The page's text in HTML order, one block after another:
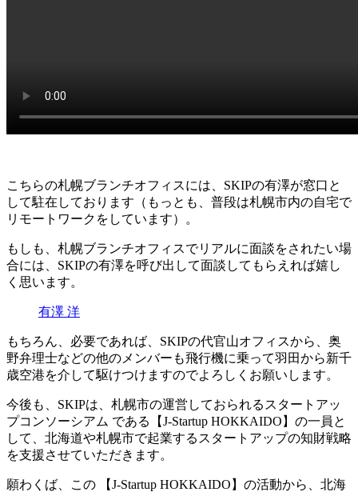
こちらの札幌ブランチオフィスには、SKIPの有澤が窓口と
して駐在しております（もっとも、普段は札幌市内の自宅で
リモートワークをしています）。
もしも、札幌ブランチオフィスでリアルに面談をされたい場
合には、SKIPの有澤を呼び出して面談してもらえれば嬉し
く思います。
有澤 洋
もちろん、必要であれば、SKIPの代官山オフィスから、奥
野弁理士などの他のメンバーも飛行機に乗って羽田から新千
歳空港を介して駆けつけますのでよろしくお願いします。
今後も、SKIPは、札幌市の運営しておられるスタートアッ
プコンソーシアム である【J-Startup HOKKAIDO】の一員と
して、北海道や札幌市で起業するスタートアップの知財戦略
を支援させていただきます。
願わくば、この 【J-Startup HOKKAIDO】の活動から、北海